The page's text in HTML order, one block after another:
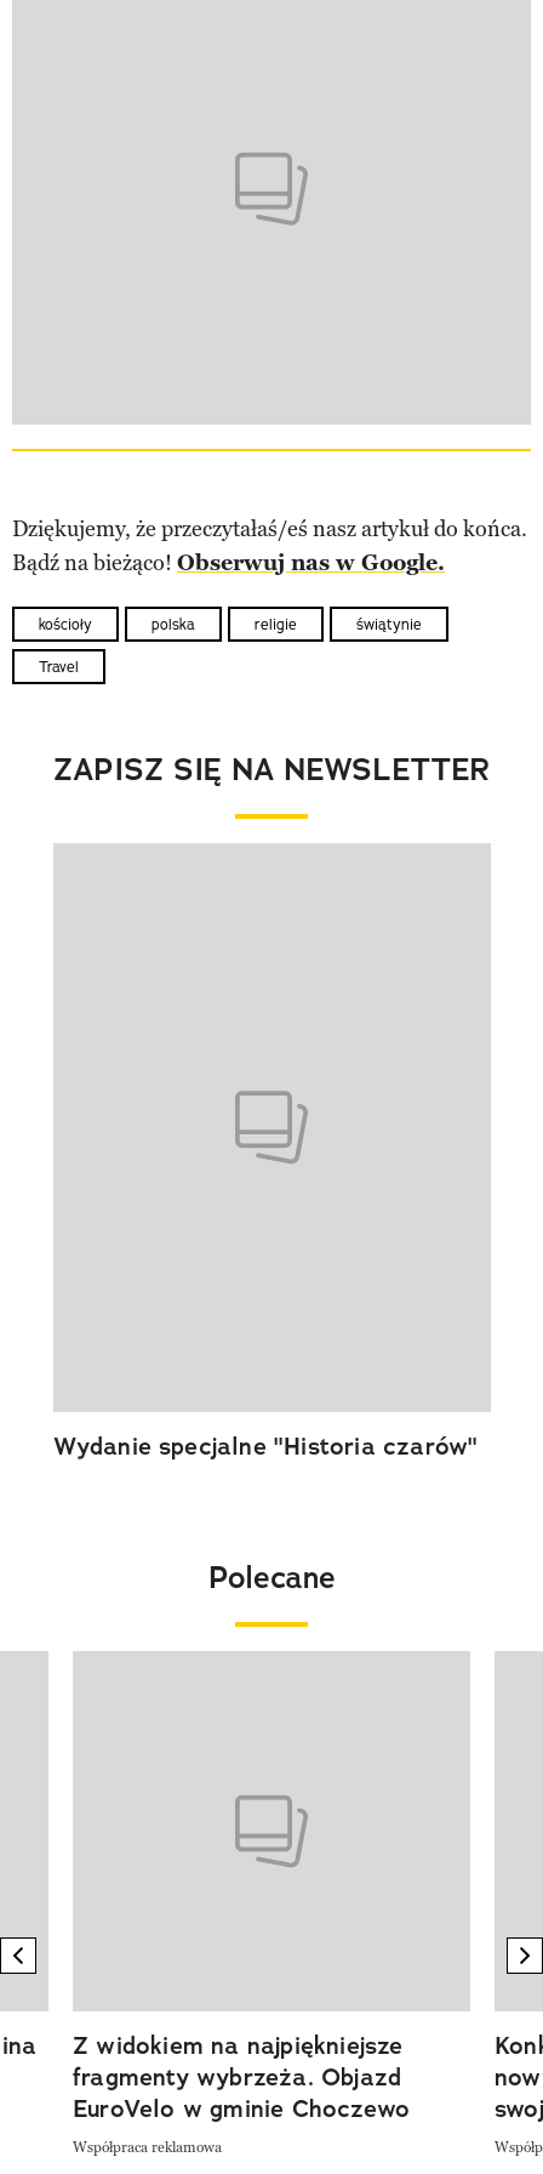
Dziękujemy, że przeczytałaś/eś nasz artykuł do końca.
Bądź na bieżąco! Obserwuj nas w Google.
kościoły polska religie świątynie
Travel
ZAPISZ SIĘ NA NEWSLETTER
Wydanie specjalne "Historia czarów"
Polecane
previous element
Z widokiem na najpiękniejsze
fragmenty wybrzeża. Objazd
EuroVelo w gminie Choczewo
Współpraca reklamowa